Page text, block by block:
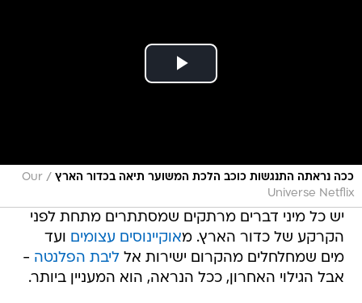
ככה נראתה התנגשות כוכב הלכת המשוער תיאה בכדור הארץ /
Our
Universe Netflix
יש כל מיני דברים מרתקים שמסתתרים מתחת לפני
הקרקע של כדור הארץ. מאוקיינוסים עצומים ועד
מים שמחלחלים מהקרום ישירות אלליבת הפלנטה -
אבל הגילוי האחרון, ככל הנראה, הוא המעניין ביותר.